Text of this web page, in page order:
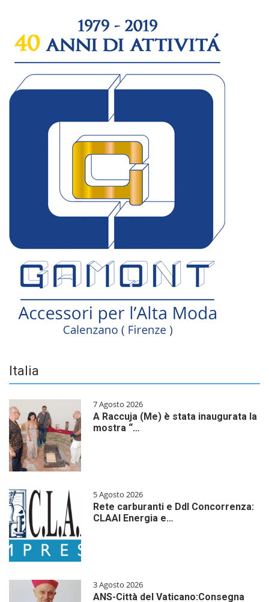
Italia
7 Agosto 2026
A Raccuja (Me) è stata inaugurata la
mostra “…
5 Agosto 2026
Rete carburanti e Ddl Concorrenza:
CLAAI Energia e…
3 Agosto 2026
ANS-Città del Vaticano:Consegna